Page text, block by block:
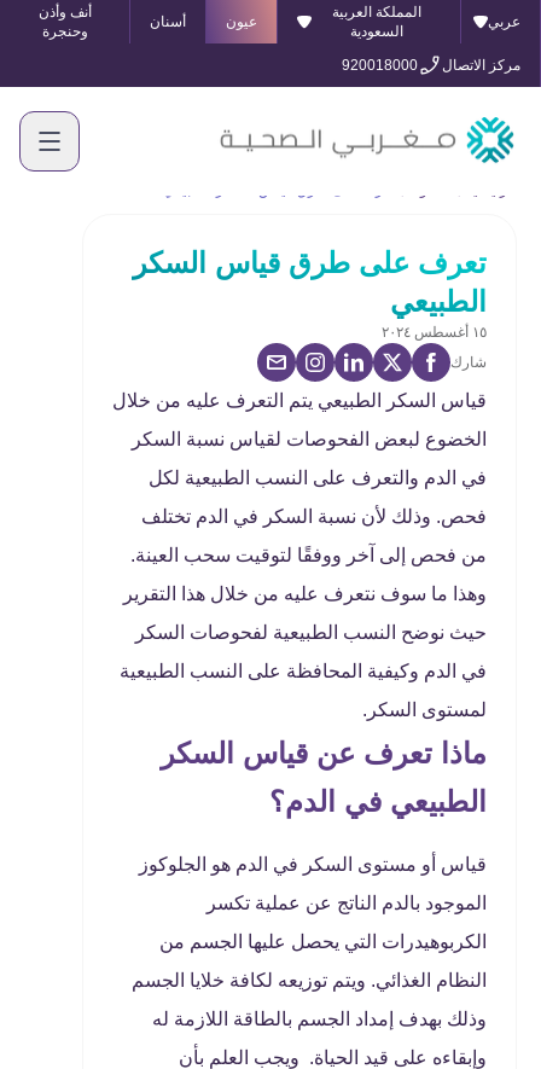
عربي
المملكة العربية
السعودية
عيون أسنان
أنف وأذن
وحنجرة
مركز الاتصال
920018000
تعرف على طرق قياس السكر
الطبيعي
١٥ أغسطس ٢٠٢٤
شارك
قياس السكر الطبيعي يتم التعرف عليه من خلال
الخضوع لبعض الفحوصات لقياس نسبة السكر
في الدم والتعرف على النسب الطبيعية لكل
فحص. وذلك لأن نسبة السكر في الدم تختلف
من فحص إلى آخر ووفقًا لتوقيت سحب العينة.
وهذا ما سوف نتعرف عليه من خلال هذا التقرير
حيث نوضح النسب الطبيعية لفحوصات السكر
في الدم وكيفية المحافظة على النسب الطبيعية
لمستوى السكر.
ماذا تعرف عن قياس السكر
الطبيعي في الدم؟
قياس أو مستوى السكر في الدم هو الجلوكوز
الموجود بالدم الناتج عن عملية تكسر
الكربوهيدرات التي يحصل عليها الجسم من
النظام الغذائي. ويتم توزيعه لكافة خلايا الجسم
وذلك بهدف إمداد الجسم بالطاقة اللازمة له
وإبقاءه على قيد الحياة. ويجب العلم بأن